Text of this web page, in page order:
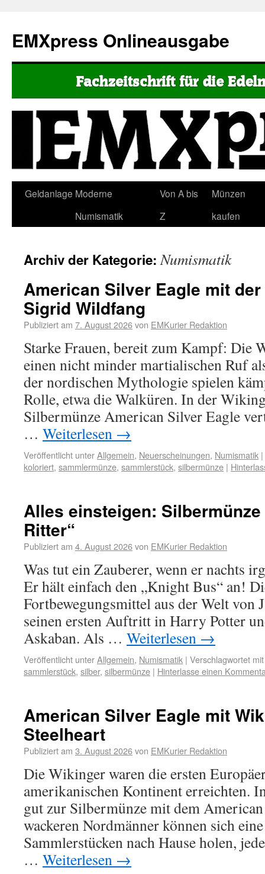
EMXpress Onlineausgabe
Geldanlage Moderne
Numismatik
Von A bis
Z
Münzen
kaufen
Archiv der Kategorie:Numismatik
American Silver Eagle mit
Sigrid Wildfang
Publiziert am 7. August 2026von EMKurier Redaktion
Starke Frauen, bereit zum Kampf: Die
einen nicht minder martialischen Ruf
der nordischen Mythologie spielen
Rolle, etwa die Walküren. In der
Silbermünze American Silver Eagle
… Weiterlesen →
Veröffentlicht unterAllgemein, Neuerscheinungen, Numismatik |
koloriert, sammlermünze, sammlerstück, silbermünze |
Alles einsteigen: Silbermünze
Ritter“
Publiziert am 4. August 2026von EMKurier Redaktion
Was tut ein Zauberer, wenn er nachts
Er hält einfach den „Knight Bus“ an!
Fortbewegungsmittel aus der Welt von
seinen ersten Auftritt in Harry Potter
Askaban. Als … Weiterlesen →
Veröffentlicht unterAllgemein, Numismatik | Verschlagwortet mit
sammlerstück, silber, silbermünze | Hinterlasse einen
American Silver Eagle mit
Steelheart
Publiziert am 3. August 2026von EMKurier Redaktion
Die Wikinger waren die ersten
amerikanischen Kontinent erreichten.
gut zur Silbermünze mit dem American
wackeren Nordmänner können sich
Sammlerstücken nach Hause holen,
… Weiterlesen →